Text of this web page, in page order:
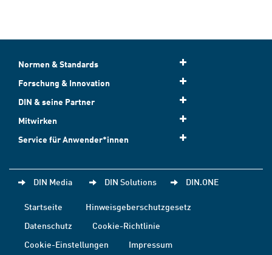
Normen & Standards
Forschung & Innovation
DIN & seine Partner
Mitwirken
Service für Anwender*innen
DIN Media DIN Solutions DIN.ONE
Startseite
Hinweisgeberschutzgesetz
Datenschutz
Cookie-Richtlinie
Cookie-Einstellungen
Impressum